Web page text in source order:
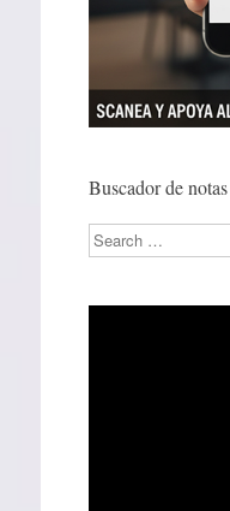
Buscador de notas
Search